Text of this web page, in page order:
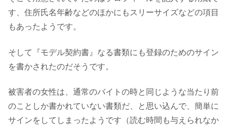
す、住所氏名年齢などのほかにもスリーサイズなどの項目
もあったようです。
そして『モデル契約書』なる書類にも登録のためのサイン
を書かされたのだそうです。
被害者の女性は、通常のバイトの時と同じような当たり前
のことしか書かれていない書類だ、と思い込んで、簡単に
サインをしてしまったようです（読む時間も与えられなか